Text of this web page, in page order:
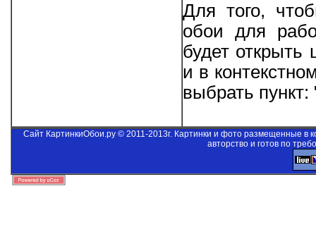
Для того,
обои для
будет
и в
выбрать
Сайт КартинкиОбои.ру © 2011-2013г. Картинки и фото размещенные в
авторство и готов по